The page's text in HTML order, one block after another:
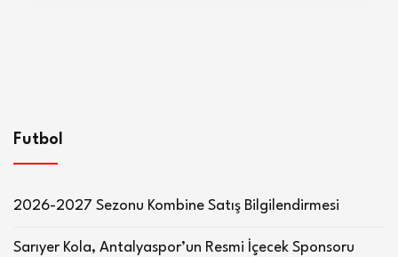
Futbol
2026-2027 Sezonu Kombine Satış Bilgilendirmesi
Sarıyer Kola, Antalyaspor’un Resmi İçecek Sponsoru